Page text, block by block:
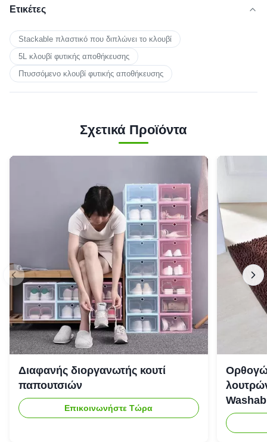
Ετικέτες
Stackable πλαστικό που διπλώνει το κλουβί
5L κλουβί φυτικής αποθήκευσης
Πτυσσόμενο κλουβί φυτικής αποθήκευσης
Σχετικά Προϊόντα
Διαφανής διοργανωτής κουτί
παπουτσιών
Επικοινωνήστε Τώρα